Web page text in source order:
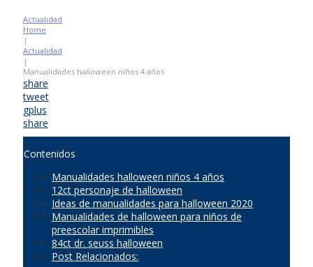
Actualidad
Home
|
Actualidad
|
Manualidades halloween niños 4 años
share
tweet
gplus
share
Contenidos
Manualidades halloween niños 4 años
12ct personaje de halloween
Ideas de manualidades para halloween 2020
Manualidades de halloween para niños de
preescolar imprimibles
84ct dr. seuss halloween
Post Relacionados: